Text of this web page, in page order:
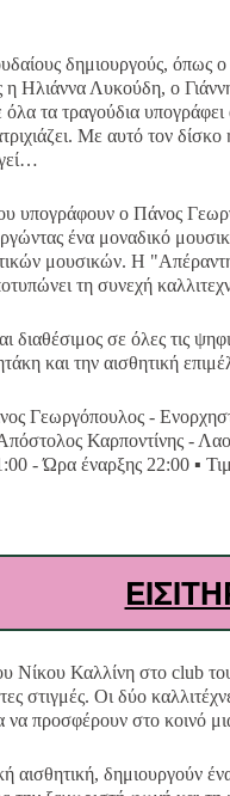
δημιουργούς,
η Ηλιάννα Λυκούδη, ο
τα τραγούδια
Με αυτό τον
υπογράφουν ο Πάνος
ένα μοναδικό
μουσικών. Η
τη συνεχή
διαθέσιμος σε όλες τις
και την αισθητική
Γεωργόπουλος -
Καρποντίνης -
- Ώρα έναρξης 22:00 ▪️
Καλλίνη στο club
στιγμές. Οι δύο
να προσφέρουν στο κοινό
αισθητική, δημιουργούν